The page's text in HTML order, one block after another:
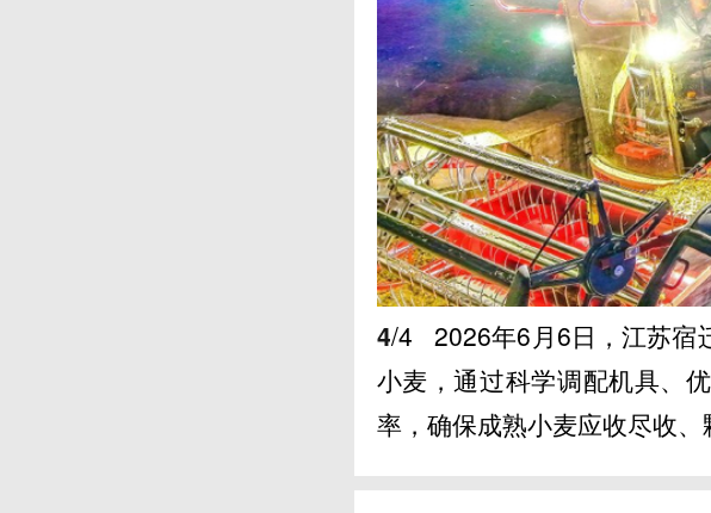
4/4
2026年6月6日，江苏宿
小麦，通过科学调配机具、
率，确保成熟小麦应收尽收、